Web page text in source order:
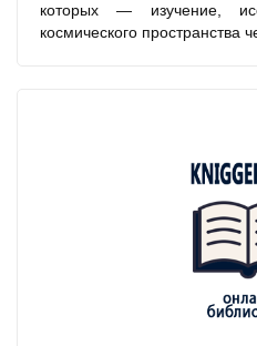
которых — изучение,
космического пространства